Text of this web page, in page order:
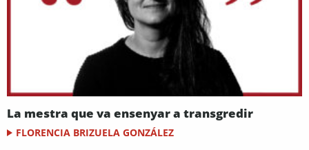
La mestra que va ensenyar a transgredir
FLORENCIA BRIZUELA GONZÁLEZ